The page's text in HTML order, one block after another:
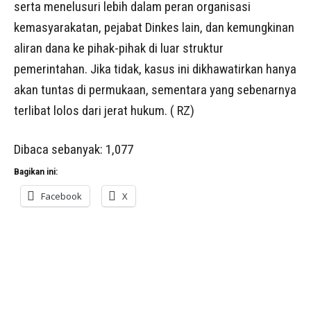
serta menelusuri lebih dalam peran organisasi
kemasyarakatan, pejabat Dinkes lain, dan kemungkinan
aliran dana ke pihak-pihak di luar struktur
pemerintahan. Jika tidak, kasus ini dikhawatirkan hanya
akan tuntas di permukaan, sementara yang sebenarnya
terlibat lolos dari jerat hukum. ( RZ)
Dibaca sebanyak: 1,077
Bagikan ini:
Facebook X